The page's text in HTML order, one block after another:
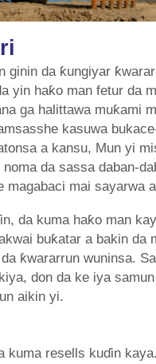
ginin da ƙungiyar
yin haƙo man fetur da
ga halittawa muƙami
kasuwa
a kansu, Mun yi
da sassa daban-
magabaci mai sayarwa
da kuma haƙo man
buƙatar a bakin da
ƙwararrun wuninsa.
don da ke iya
aikin yi.
kuma resells kuɗin